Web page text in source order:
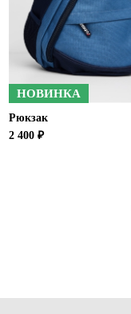
НОВИНКА
Рюкзак
2 400 ₽